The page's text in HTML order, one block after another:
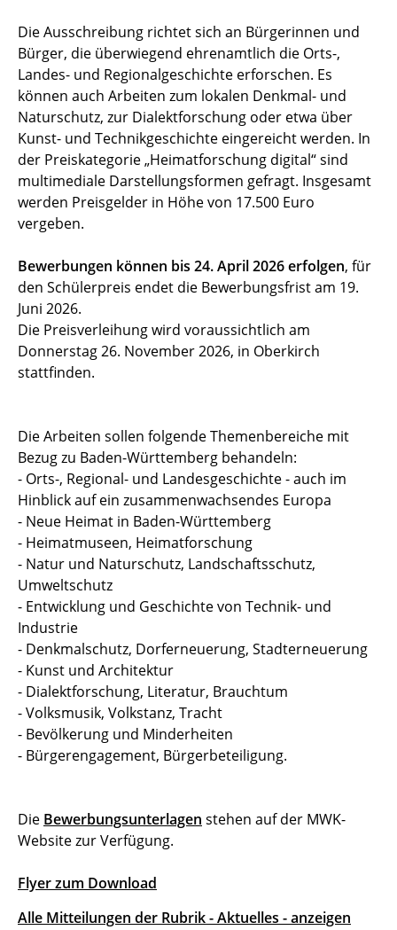
Die Ausschreibung richtet sich an Bürgerinnen und
Bürger, die überwiegend ehrenamtlich die Orts-,
Landes- und Regionalgeschichte erforschen. Es
können auch Arbeiten zum lokalen Denkmal- und
Naturschutz, zur Dialektforschung oder etwa über
Kunst- und Technikgeschichte eingereicht werden. In
der Preiskategorie „Heimatforschung digital“ sind
multimediale Darstellungsformen gefragt. Insgesamt
werden Preisgelder in Höhe von 17.500 Euro
vergeben.
Bewerbungen können bis 24. April 2026 erfolgen, für
den Schülerpreis endet die Bewerbungsfrist am 19.
Juni 2026.
Die Preisverleihung wird voraussichtlich am
Donnerstag 26. November 2026, in Oberkirch
stattfinden.
Die Arbeiten sollen folgende Themenbereiche mit
Bezug zu Baden-Württemberg behandeln:
- Orts-, Regional- und Landesgeschichte - auch im
Hinblick auf ein zusammenwachsendes Europa
- Neue Heimat in Baden-Württemberg
- Heimatmuseen, Heimatforschung
- Natur und Naturschutz, Landschaftsschutz,
Umweltschutz
- Entwicklung und Geschichte von Technik- und
Industrie
- Denkmalschutz, Dorferneuerung, Stadterneuerung
- Kunst und Architektur
- Dialektforschung, Literatur, Brauchtum
- Volksmusik, Volkstanz, Tracht
- Bevölkerung und Minderheiten
- Bürgerengagement, Bürgerbeteiligung.
Die Bewerbungsunterlagen stehen auf der MWK-
Website zur Verfügung.
Flyer zum Download
Alle Mitteilungen der Rubrik - Aktuelles - anzeigen